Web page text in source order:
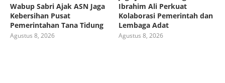
Wabup Sabri Ajak ASN Jaga
Kebersihan Pusat
Pemerintahan Tana Tidung
Agustus 8, 2026
Ibrahim Ali Perkuat
Kolaborasi Pemerintah dan
Lembaga Adat
Agustus 8, 2026